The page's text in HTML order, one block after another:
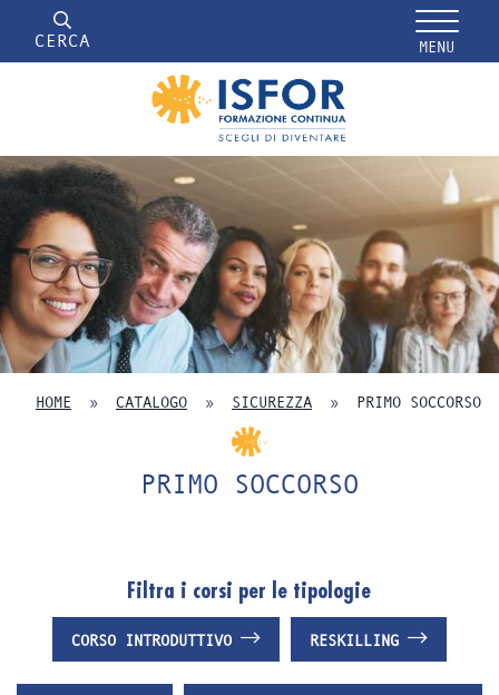
CERCA MENU
HOME » CATALOGO » SICUREZZA » PRIMO SOCCORSO
PRIMO SOCCORSO
Filtra i corsi per le tipologie
CORSO INTRODUTTIVO RESKILLING